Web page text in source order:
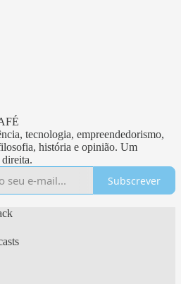
tecnologia, empreendedorismo,
história e opinião. Um
Subscrever